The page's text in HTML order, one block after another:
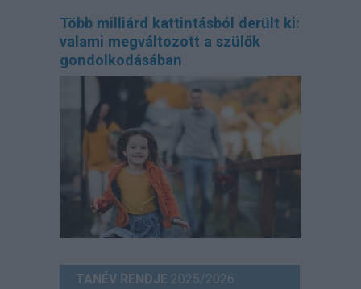
Több milliárd kattintásból derült ki:
valami megváltozott a szülők
gondolkodásában
TANÉV RENDJE 2025/2026